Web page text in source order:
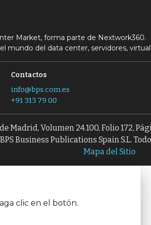
Market, forma parte de Nextwork360.
mundo del data center, servidores,
Contactos
info@bps.com.es
+91 313 79 00
Madrid, Volumen 24.100, Folio 172,
Business Publications Spain S.L.
Mapa del Sitio
clic en el botón.